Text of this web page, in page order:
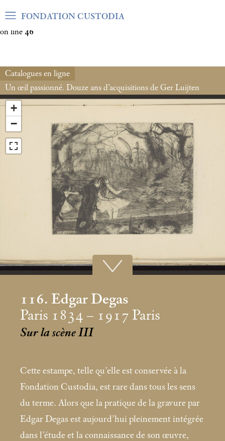
Warning: Undefined array key "var_mode" in
on line 46
FONDATION CUSTODIA
Catalogues en ligne
Un œil passionné. Douze ans d’acquisitions de Ger Luijten
+
−
116. Edgar Degas
Paris 1834 – 1917 Paris
Sur la scène III
Cette estampe, telle qu’elle est conservée à la
Fondation Custodia, est rare dans tous les sens
du terme. Alors que la pratique de la gravure par
Edgar Degas est aujourd’hui pleinement intégrée
dans l’étude et la connaissance de son œuvre,